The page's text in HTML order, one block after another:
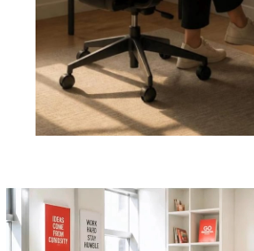
Pemutar
Video